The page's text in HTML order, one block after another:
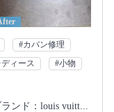
#カバン修理
ィース
#小物
ンド：louis vuitt...